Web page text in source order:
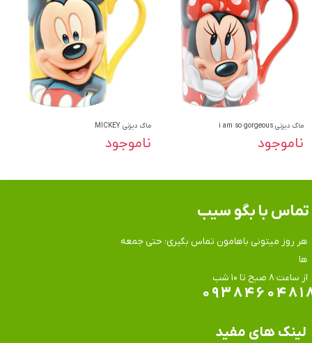
ماگ دیزنی i am so gorgeous
ناموجود
ماگ دیزنی MICKEY
ناموجود
هر روز میتونی باهامون تماس بگیری؛ حتی جمعه
ها
​​​​​​​از ساعت ۸ صبح تا ۱۰ شب
تماس​​​​​​​ با بگو سیب
لینک های مفید